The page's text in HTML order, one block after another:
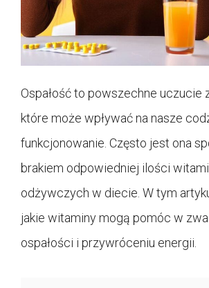
Ospałość to powszechne uczucie
które może wpływać na nasze
funkcjonowanie. Często jest ona
brakiem odpowiedniej ilości
odżywczych w diecie. W tym
jakie witaminy mogą pomóc w
ospałości i przywróceniu energii.